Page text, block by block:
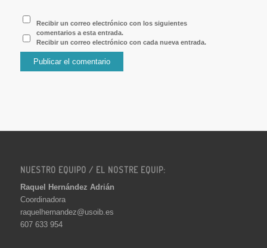
Recibir un correo electrónico con los siguientes
comentarios a esta entrada.
Recibir un correo electrónico con cada nueva entrada.
NUESTRO EQUIPO / EL NOSTRE EQUIP:
Raquel Hernández Adrián
Coordinadora
raquelhernandez@usoib.es
607 633 954